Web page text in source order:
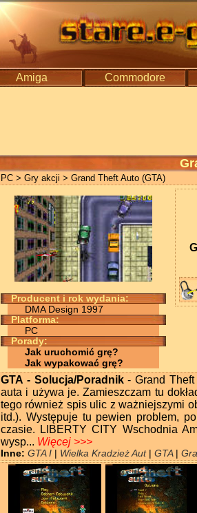
Amiga Commodore
PC > Gry akcji > Grand Theft Auto (GTA)
Producent i rok wydania:
DMA Design 1997
Platforma:
PC
Porady:
Jak uruchomić grę?
Jak wypakować grę?
GTA - Solucja/Poradnik- Grand Theft
auta i używa je. Zamieszczam tu
tego również spis ulic z ważniejszymi
itd.). Występuje tu pewien problem,
czasie. LIBERTY CITY Wschodnia
wysp... Więcej >>>
Inne: GTA I Wielka Kradzież Aut GTA